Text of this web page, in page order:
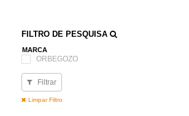
FILTRO DE PESQUISA
MARCA
ORBEGOZO
Filtrar
Limpar Filtro